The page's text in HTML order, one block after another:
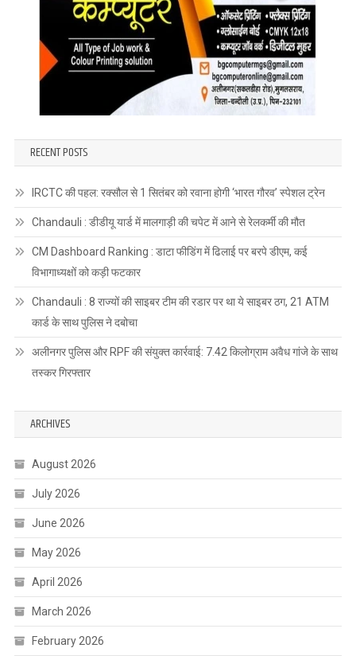
RECENT POSTS
IRCTC की पहल: रक्सौल से 1 सितंबर को रवाना होगी ‘भारत गौरव’ स्पेशल ट्रेन
Chandauli : डीडीयू यार्ड में मालगाड़ी की चपेट में आने से रेलकर्मी की मौत
CM Dashboard Ranking : डाटा फीडिंग में ढिलाई पर बरपे डीएम, कई
विभागाध्यक्षों को कड़ी फटकार
Chandauli : 8 राज्यों की साइबर टीम की रडार पर था ये साइबर ठग, 21 ATM
कार्ड के साथ पुलिस ने दबोचा
अलीनगर पुलिस और RPF की संयुक्त कार्रवाई: 7.42 किलोग्राम अवैध गांजे के साथ
तस्कर गिरफ्तार
ARCHIVES
August 2026
July 2026
June 2026
May 2026
April 2026
March 2026
February 2026